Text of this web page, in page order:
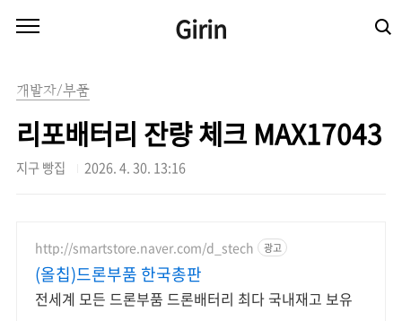
Girin
개발자/부품
리포배터리 잔량 체크 MAX17043
지구 빵집 2026. 4. 30. 13:16
http://smartstore.naver.com/d_stech 광고
(올칩)드론부품 한국총판
전세계 모든 드론부품 드론배터리 최다 국내재고 보유